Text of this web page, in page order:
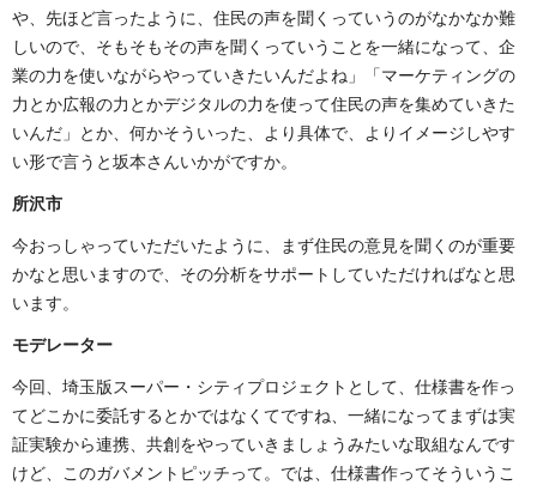
や、先ほど言ったように、住民の声を聞くっていうのがなかなか難
しいので、そもそもその声を聞くっていうことを一緒になって、企
業の力を使いながらやっていきたいんだよね」「マーケティングの
力とか広報の力とかデジタルの力を使って住民の声を集めていきた
いんだ」とか、何かそういった、より具体で、よりイメージしやす
い形で言うと坂本さんいかがですか。
所沢市
今おっしゃっていただいたように、まず住民の意見を聞くのが重要
かなと思いますので、その分析をサポートしていただければなと思
います。
モデレーター
今回、埼玉版スーパー・シティプロジェクトとして、仕様書を作っ
てどこかに委託するとかではなくてですね、一緒になってまずは実
証実験から連携、共創をやっていきましょうみたいな取組なんです
けど、このガバメントピッチって。では、仕様書作ってそういうこ